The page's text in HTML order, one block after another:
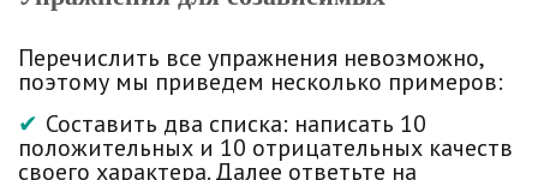
Перечислить все упражнения невозможно,
поэтому мы приведем несколько примеров:
Составить два списка: написать 10
положительных и 10 отрицательных качеств
своего характера. Далее ответьте на